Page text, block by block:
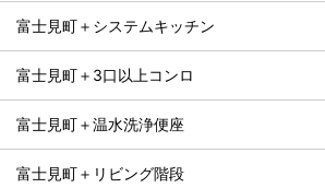
富士見町＋システムキッチン
富士見町＋3口以上コンロ
富士見町＋温水洗浄便座
富士見町＋リビング階段